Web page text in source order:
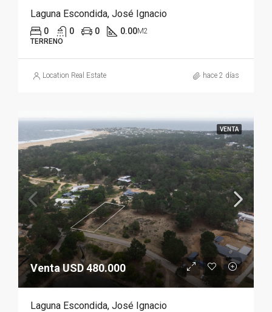
Laguna Escondida, José Ignacio
0 0 0 0.00M2
TERRENO
Location Real Estate hace 2 días
VENTA
Venta USD 480.000
Laguna Escondida, José Ignacio